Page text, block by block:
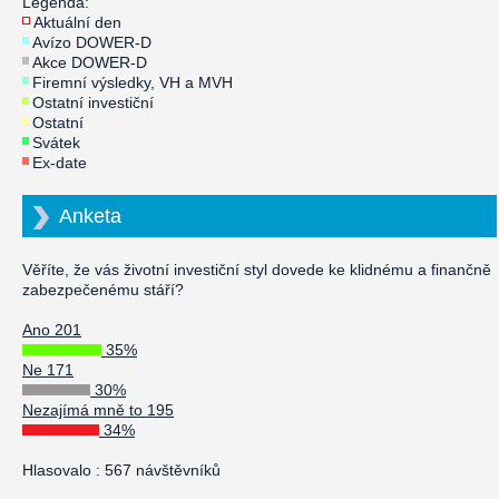
Aktuální den
Avízo DOWER-D
Akce DOWER-D
Firemní výsledky, VH a MVH
Ostatní investiční
Ostatní
Svátek
Ex-date
Anketa
Věříte, že vás životní investiční styl dovede ke klidnému a finančně
zabezpečenému stáří?
Ano 201
35%
Ne 171
30%
Nezajímá mně to 195
34%
Hlasovalo : 567 návštěvníků